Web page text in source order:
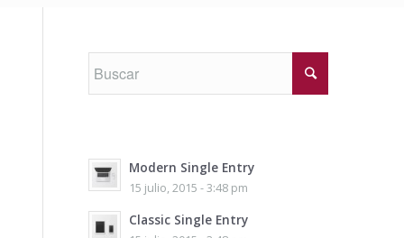
Modern Single Entry
15 julio, 2015 - 3:48 pm
Classic Single Entry